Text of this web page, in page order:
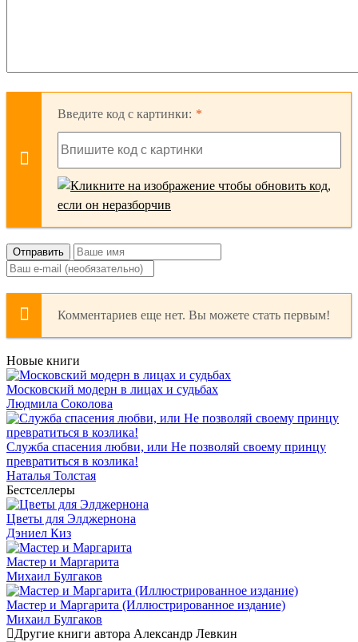
Введите код с картинки:
Отправить
Комментариев еще нет. Вы можете стать первым!
Новые книги
Московский модерн в лицах и судьбах
Людмила Соколова
Служба спасения любви, или Не позволяй своему принцу
превратиться в козлика!
Наталья Толстая
Бестселлеры
Цветы для Элджернона
Дэниел Киз
Мастер и Маргарита
Михаил Булгаков
Мастер и Маргарита (Иллюстрированное издание)
Михаил Булгаков
Другие книги автора Александр Левкин